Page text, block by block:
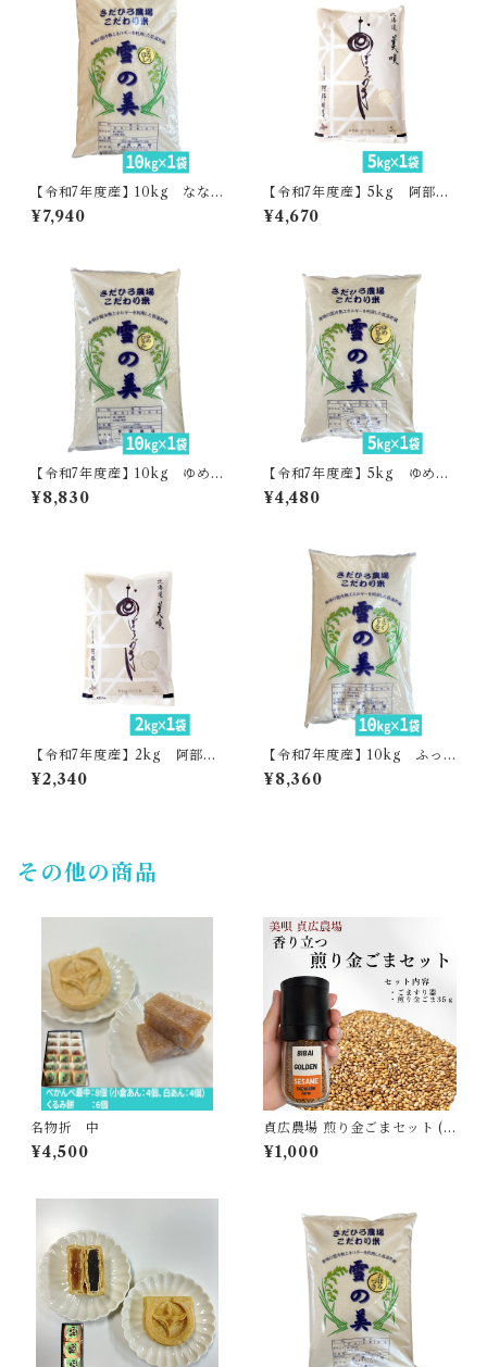
【令和7年度産】10kg なな
つぼし・貞広農場
¥7,940
【令和7年度産】5kg 阿部さ
んのおぼろづき
¥4,670
【令和7年度産】10kg ゆめ
ぴりか・貞広農場
¥8,830
【令和7年度産】5kg ゆめぴ
りか・貞広農場
¥4,480
【令和7年度産】2kg 阿部さ
んのおぼろづき
¥2,340
【令和7年度産】10kg ふっ
くりんこ・貞広農場
¥8,360
その他の商品
名物折 中
¥4,500
貞広農場 煎り金ごまセット (3
5g+ミル)
¥1,000